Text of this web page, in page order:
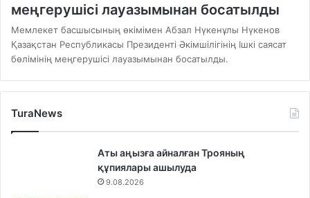
меңгерушісі лауазымынан босатылды
Мемлекет басшысының өкімімен Абзал Нүкенұлы Нүкенов
Қазақстан Республикасы Президенті Әкімшілігінің Ішкі саясат
бөлімінің меңгерушісі лауазымынан босатылды.
TuraNews
Аты аңызға айналған Трояның
құпиялары ашылуда
9.08.2026